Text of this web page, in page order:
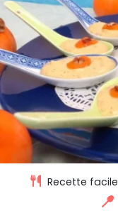
Recette facile